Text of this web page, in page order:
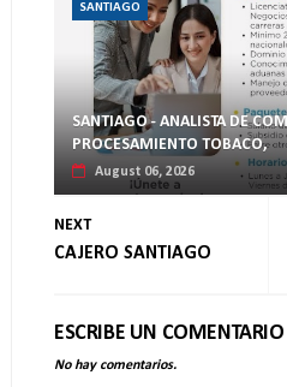
SANTIAGO
SANTIAGO - ANALISTA DE
PROCESAMIENTO TOBACO,
August 06, 2026
NEXT
CAJERO SANTIAGO
ESCRIBE UN COMENTARIO
No hay comentarios.